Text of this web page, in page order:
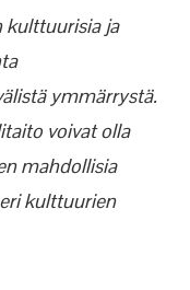
kulttuurisia ja
ymmärrystä.
voivat olla
mahdollisia
kulttuurien